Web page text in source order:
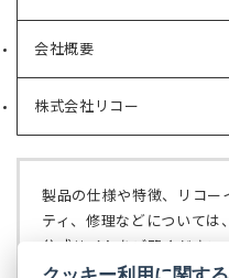
タ
ブ
で
開
く）
会社概要
（新
タ
ブ
で
く）
株式会社リコー
（新
ブ
で
開
製品の仕様や特徴、リコー
ティ、修理などについては
公式サイトをご覧ください。